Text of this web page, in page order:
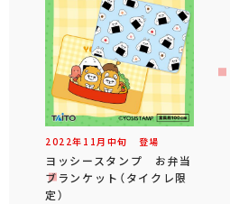
2022年 11 月 中旬 登場
ヨッシースタンプ お弁当
ブランケット（タイクレ限
定）